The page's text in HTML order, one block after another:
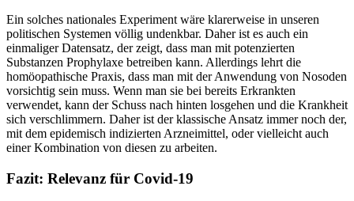
Ein solches nationales Experiment wäre klarerweise in unseren
politischen Systemen völlig undenkbar. Daher ist es auch ein
einmaliger Datensatz, der zeigt, dass man mit potenzierten
Substanzen Prophylaxe betreiben kann. Allerdings lehrt die
homöopathische Praxis, dass man mit der Anwendung von Nosoden
vorsichtig sein muss. Wenn man sie bei bereits Erkrankten
verwendet, kann der Schuss nach hinten losgehen und die Krankheit
sich verschlimmern. Daher ist der klassische Ansatz immer noch der,
mit dem epidemisch indizierten Arzneimittel, oder vielleicht auch
einer Kombination von diesen zu arbeiten.
Fazit: Relevanz für Covid-19